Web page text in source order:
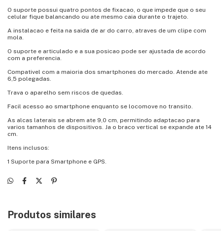
O suporte possui quatro pontos de fixacao, o que impede que o seu
celular fique balancando ou ate mesmo caia durante o trajeto.
A instalacao e feita na saida de ar do carro, atraves de um clipe com
mola.
O suporte e articulado e a sua posicao pode ser ajustada de acordo
com a preferencia.
Compativel com a maioria dos smartphones do mercado. Atende ate
6,5 polegadas.
Trava o aparelho sem riscos de quedas.
Facil acesso ao smartphone enquanto se locomove no transito.
As alcas laterais se abrem ate 9,0 cm, permitindo adaptacao para
varios tamanhos de dispositivos. Ja o braco vertical se expande ate 14
cm.
Itens inclusos:
1 Suporte para Smartphone e GPS.
Produtos similares